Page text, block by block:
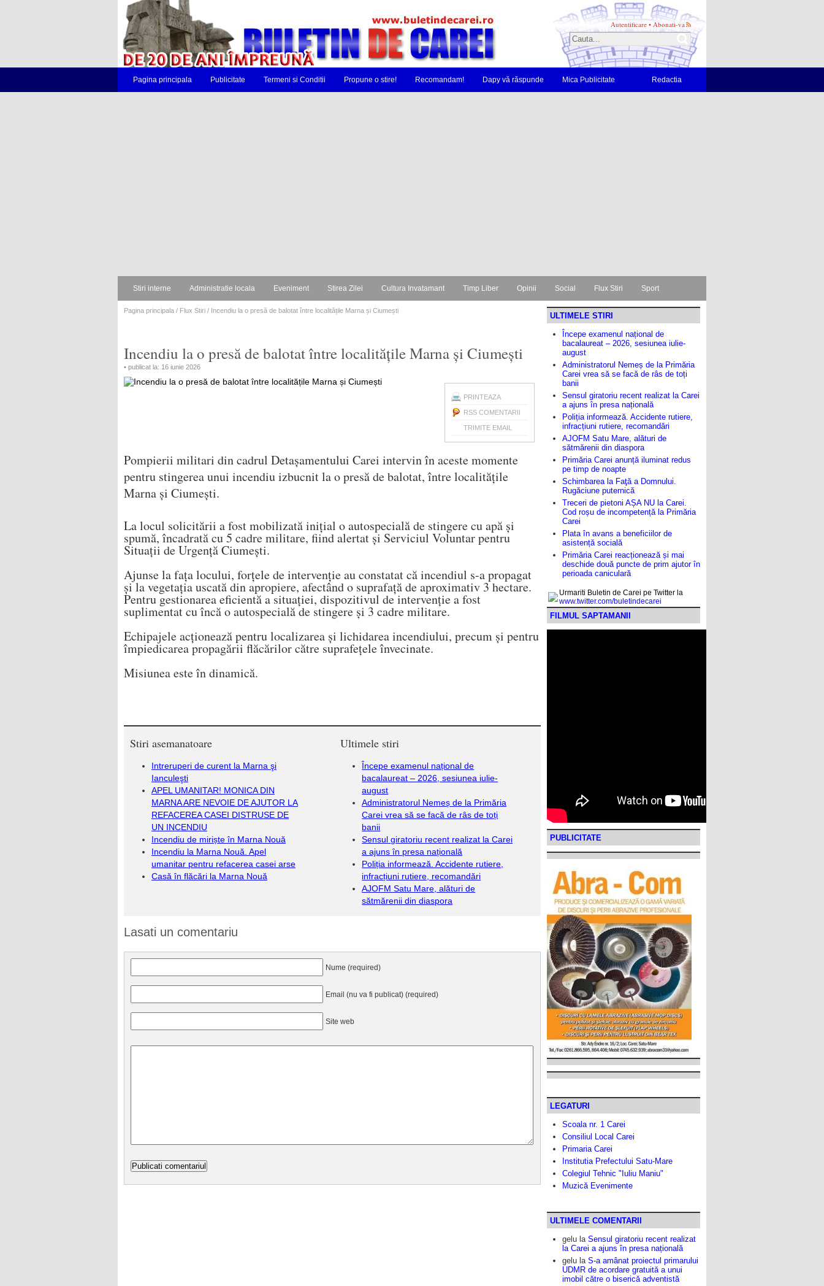
Autentificare • Abonati-va
Pagina principala Publicitate Termeni si Conditii Propune o stire! Recomandam! Dapy vă răspunde Mica Publicitate Redactia
Stiri interne Administratie locala Eveniment Stirea Zilei Cultura Invatamant Timp Liber Opinii Social Flux Stiri Sport
Pagina principala / Flux Stiri / Incendiu la o presă de balotat între localitățile Marna și Ciumești
Incendiu la o presă de balotat între localitățile Marna și Ciumești
• publicat la: 16 iunie 2026
PRINTEAZA
RSS COMENTARII
TRIMITE EMAIL
Pompierii militari din cadrul Detașamentului Carei intervin în aceste momente
pentru stingerea unui incendiu izbucnit la o presă de balotat, între localitățile
Marna și Ciumești.
La locul solicitării a fost mobilizată inițial o autospecială de stingere cu apă și
spumă, încadrată cu 5 cadre militare, fiind alertat și Serviciul Voluntar pentru
Situații de Urgență Ciumești.
Ajunse la fața locului, forțele de intervenție au constatat că incendiul s-a propagat
și la vegetația uscată din apropiere, afectând o suprafață de aproximativ 3 hectare.
Pentru gestionarea eficientă a situației, dispozitivul de intervenție a fost
suplimentat cu încă o autospecială de stingere și 3 cadre militare.
Echipajele acționează pentru localizarea și lichidarea incendiului, precum și pentru
împiedicarea propagării flăcărilor către suprafețele învecinate.
Misiunea este în dinamică.
Stiri asemanatoare
Intreruperi de curent la Marna şi
Ianculeşti
APEL UMANITAR! MONICA DIN
MARNA ARE NEVOIE DE AJUTOR LA
REFACEREA CASEI DISTRUSE DE
UN INCENDIU
Incendiu de miriște în Marna Nouă
Incendiu la Marna Nouă. Apel
umanitar pentru refacerea casei arse
Casă în flăcări la Marna Nouă
Ultimele stiri
Începe examenul național de
bacalaureat – 2026, sesiunea iulie-
august
Administratorul Nemeș de la Primăria
Carei vrea să se facă de râs de toți
banii
Sensul giratoriu recent realizat la Carei
a ajuns în presa națională
Poliția informează. Accidente rutiere,
infracțiuni rutiere, recomandări
AJOFM Satu Mare, alături de
sătmărenii din diaspora
Lasati un comentariu
Nume (required)
Email (nu va fi publicat) (required)
Site web
ULTIMELE STIRI
Începe examenul național de
bacalaureat – 2026, sesiunea iulie-
august
Administratorul Nemeș de la Primăria
Carei vrea să se facă de râs de toți
banii
Sensul giratoriu recent realizat la Carei
a ajuns în presa națională
Poliția informează. Accidente rutiere,
infracțiuni rutiere, recomandări
AJOFM Satu Mare, alături de
sătmărenii din diaspora
Primăria Carei anunță iluminat redus
pe timp de noapte
Schimbarea la Faţă a Domnului.
Rugăciune puternică
Treceri de pietoni AȘA NU la Carei.
Cod roșu de incompetență la Primăria
Carei
Plata în avans a beneficiilor de
asistență socială
Primăria Carei reacționează și mai
deschide două puncte de prim ajutor în
perioada caniculară
Urmariti Buletin de Carei pe Twitter la
www.twitter.com/buletindecarei
FILMUL SAPTAMANII
PUBLICITATE
LEGATURI
Scoala nr. 1 Carei
Consiliul Local Carei
Primaria Carei
Institutia Prefectului Satu-Mare
Colegiul Tehnic "Iuliu Maniu"
Muzică Evenimente
ULTIMELE COMENTARII
gelu la Sensul giratoriu recent realizat
la Carei a ajuns în presa națională
gelu la S-a amânat proiectul primarului
UDMR de acordare gratuită a unui
imobil către o biserică adventistă